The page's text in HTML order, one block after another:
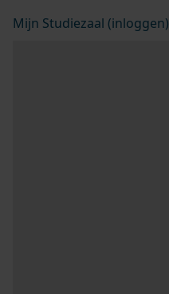
Mijn Studiezaal (inloggen)